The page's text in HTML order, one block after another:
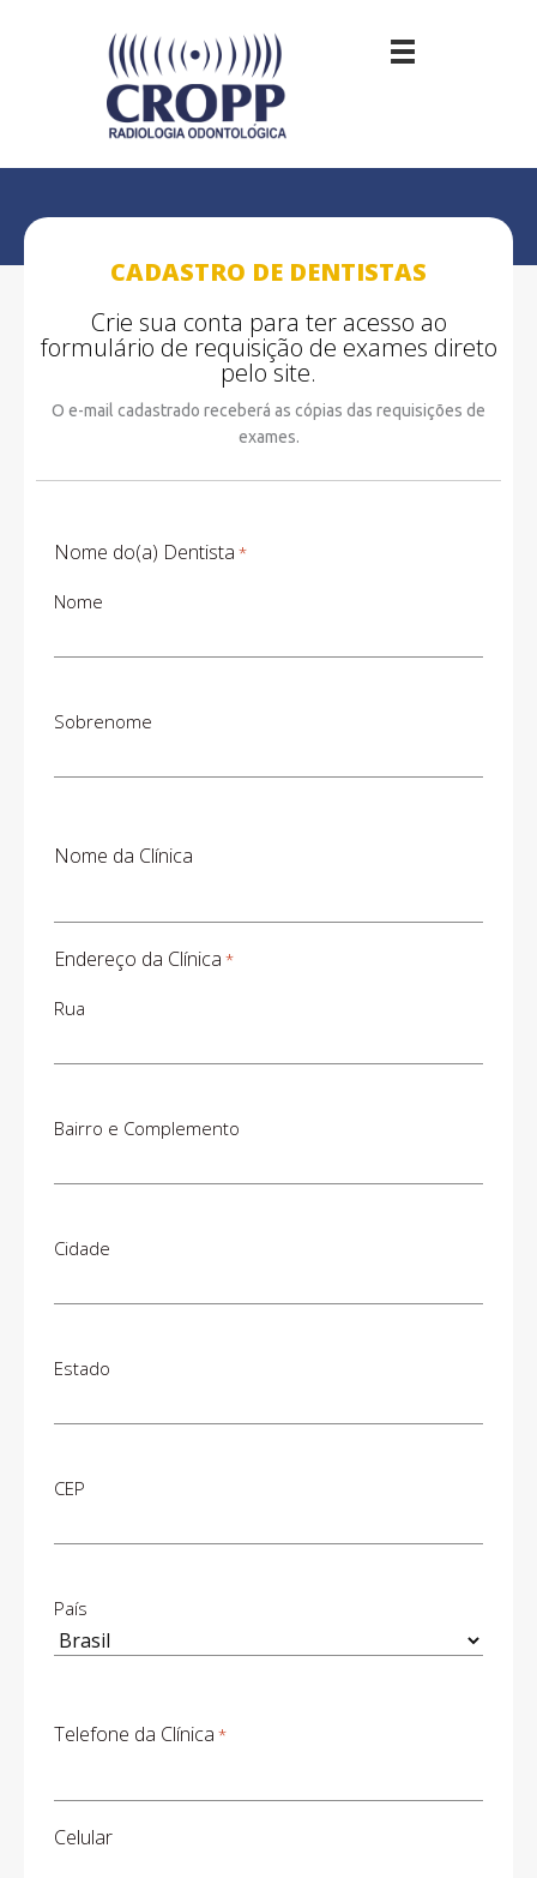
CADASTRO DE DENTISTAS
Crie sua conta para ter acesso ao
formulário de requisição de exames direto
pelo site.
O e-mail cadastrado receberá as cópias das requisições de
exames.
Nome do(a) Dentista *
Nome
Sobrenome
Nome da Clínica
Endereço da Clínica *
Rua
Bairro e Complemento
Cidade
Estado
CEP
País
Telefone da Clínica *
Celular